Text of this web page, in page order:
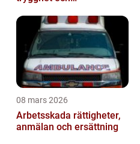
08 mars 2026
Arbetsskada rättigheter,
anmälan och ersättning